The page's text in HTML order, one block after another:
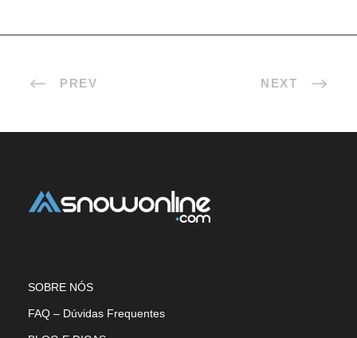
PREV NEXT
SOBRE NÓS
FAQ – Dúvidas Frequentes